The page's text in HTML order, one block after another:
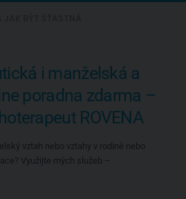
i manželská a
poradna zdarma –
ROVENA
vztah nebo vztahy v rodině nebo
Využijte mých služeb –